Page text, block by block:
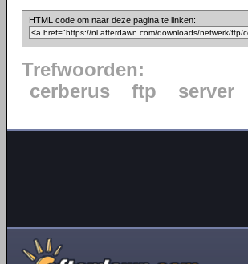
HTML code om naar deze pagina te linken:
Trefwoorden:
cerberus
ftp server